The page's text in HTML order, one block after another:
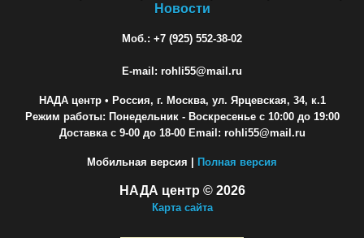
Новости
Моб.: +7 (925) 552-38-02
E-mail: rohli55@mail.ru
НАДА центр• Россия, г. Москва, ул. Ярцевская, 34, к.1
Режим работы: Понедельник - Воскресенье с 10:00 до 19:00
Доставка с 9-00 до 18-00 Email: rohli55@mail.ru
Мобильная версия | Полная версия
НАДА центр © 2026
Карта сайта